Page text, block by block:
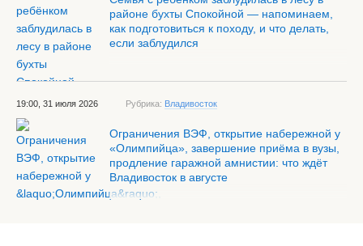
районе бухты Спокойной — напоминаем,
как подготовиться к походу, и что делать,
если заблудился
19:00, 31 июля 2026 Рубрика: Владивосток
Ограничения ВЭФ, открытие набережной у
«Олимпийца», завершение приёма в вузы,
продление гаражной амнистии: что ждёт
Владивосток в августе